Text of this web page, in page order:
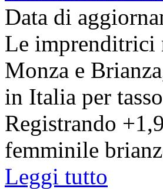
Data di
Le imprenditrici
Monza e
in Italia per
Registrando
femminile
Leggi tutto